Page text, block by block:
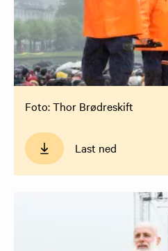
Foto: Thor Brødreskift
Last ned